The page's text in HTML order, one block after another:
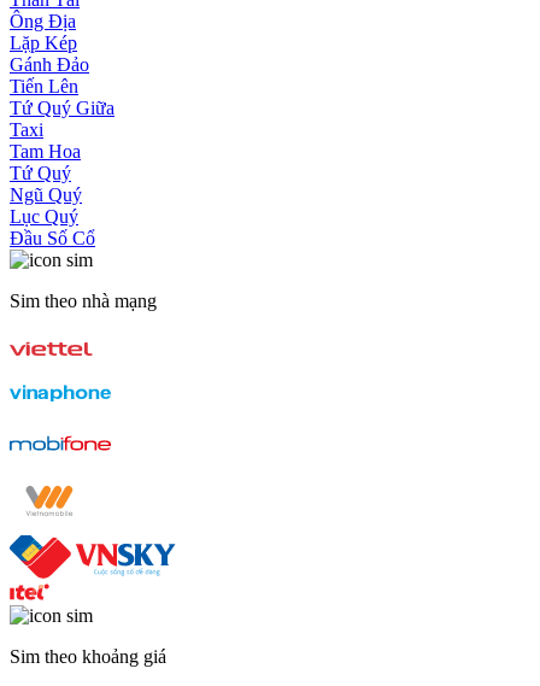
Ông Địa
Lặp Kép
Gánh Đảo
Tiến Lên
Tứ Quý Giữa
Taxi
Tam Hoa
Tứ Quý
Ngũ Quý
Lục Quý
Đầu Số Cổ
Sim theo nhà mạng
Sim theo khoảng giá